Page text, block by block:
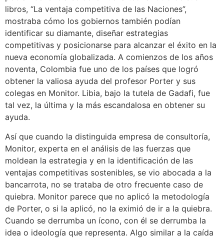
libros, “La ventaja competitiva de las Naciones”,
mostraba cómo los gobiernos también podían
identificar su diamante, diseñar estrategias
competitivas y posicionarse para alcanzar el éxito en la
nueva economía globalizada. A comienzos de los años
noventa, Colombia fue uno de los países que logró
obtener la valiosa ayuda del profesor Porter y sus
colegas en Monitor. Libia, bajo la tutela de Gadafi, fue
tal vez, la última y la más escandalosa en obtener su
ayuda.
Así que cuando la distinguida empresa de consultoría,
Monitor, experta en el análisis de las fuerzas que
moldean la estrategia y en la identificación de las
ventajas competitivas sostenibles, se vio abocada a la
bancarrota, no se trataba de otro frecuente caso de
quiebra. Monitor parece que no aplicó la metodología
de Porter, o si la aplicó, no la eximió de ir a la quiebra.
Cuando se derrumba un ícono, con él se derrumba la
idea o ideología que representa. Algo similar a la caída